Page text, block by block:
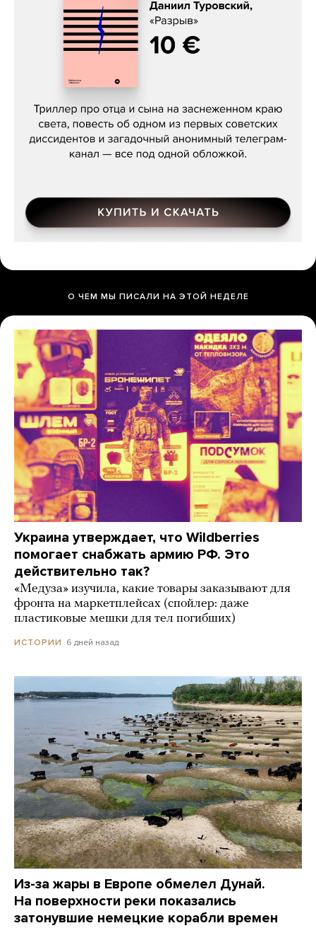
Даниил Туровский, «Разрыв»
О ЧЕМ МЫ ПИСАЛИ НА ЭТОЙ НЕДЕЛЕ
Украина утверждает, что Wildberries
помогает снабжать армию РФ. Это
действительно так?
«Медуза» изучила, какие товары заказывают для
фронта на маркетплейсах (спойлер: даже
пластиковые мешки для тел погибших)
ИСТОРИИ 6 дней назад
Из-за жары в Европе обмелел Дунай.
На поверхности реки показались
затонувшие немецкие корабли времен